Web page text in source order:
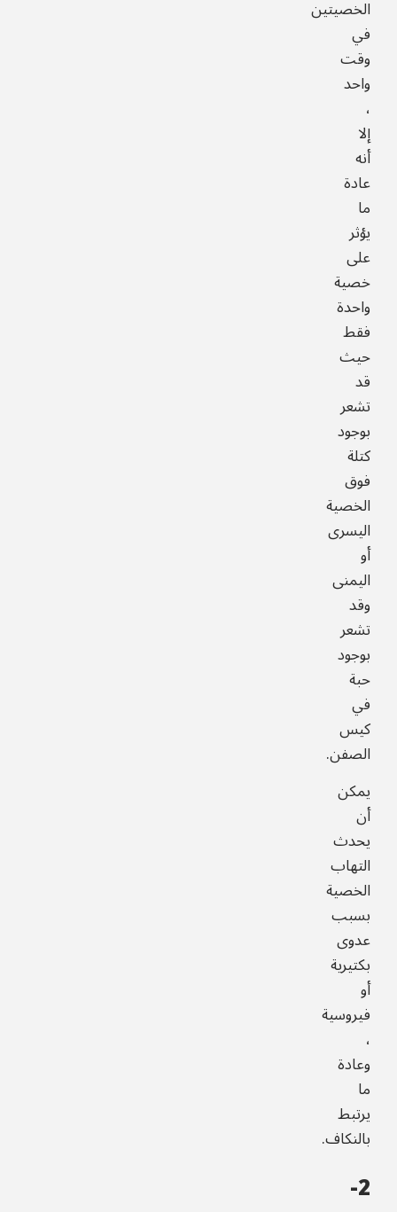
الخصيتين
في
وقت
واحد
،
إلا
أنه
عادة
ما
يؤثر
على
خصية
واحدة
فقط
حيث
قد
تشعر
بوجود
كتلة
فوق
الخصية
اليسرى
أو
اليمنى
وقد
تشعر
بوجود
حبة
في
كيس
الصفن.
يمكن
أن
يحدث
التهاب
الخصية
بسبب
عدوى
بكتيرية
أو
فيروسية
،
وعادة
ما
يرتبط
بالنكاف.
2-